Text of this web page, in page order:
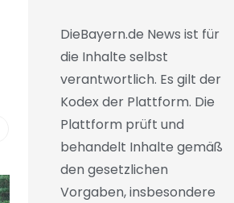
DieBayern.de News ist für
die Inhalte selbst
verantwortlich. Es gilt der
Kodex der Plattform. Die
Plattform prüft und
behandelt Inhalte gemäß
den gesetzlichen
Vorgaben, insbesondere